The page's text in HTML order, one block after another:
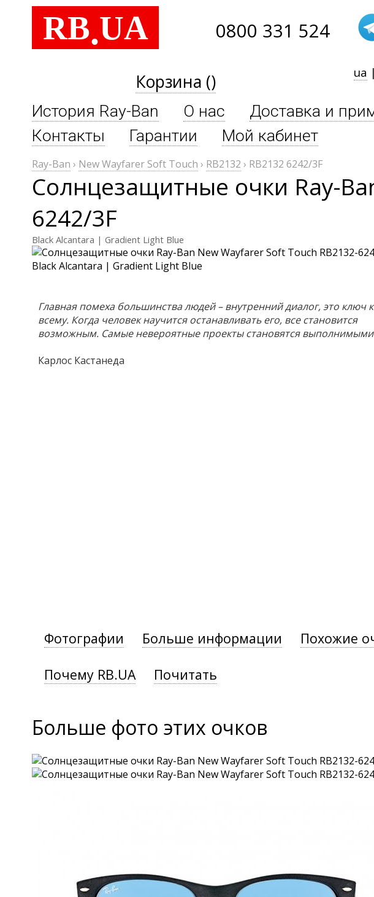
RB.UA 0800 331 524
Корзина () ua |
История Ray-Ban О нас Доставка и
Контакты
Гарантии Мой кабинет
Ray-Ban › New Wayfarer Soft Touch › RB2132 › RB2132 6242/3F
Солнцезащитные очки Ray-
6242/3F
Black Alcantara | Gradient Light Blue
Главная помеха большинства людей – внутренний диалог, это ключ
всему. Когда человек научится останавливать его, все становится
возможным. Самые невероятные проекты становятся
Карлос Кастанеда
Фотографии Больше информации Похожие
Почему RB.UA Почитать
Больше фото этих очков